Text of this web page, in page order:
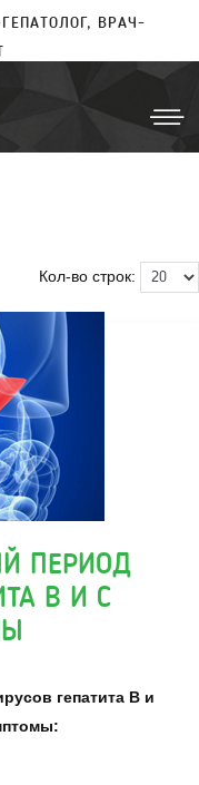
ВРАЧ-
Кол-во строк:
ПЕРИОД
В И С
гепатита В и